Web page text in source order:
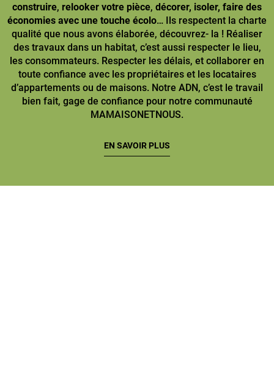
construire, relooker votre pièce, décorer, isoler, faire des
économies avec une touche écolo… Ils respectent la charte
qualité que nous avons élaborée, découvrez- la ! Réaliser
des travaux dans un habitat, c’est aussi respecter le lieu,
les consommateurs. Respecter les délais, et collaborer en
toute confiance avec les propriétaires et les locataires
d’appartements ou de maisons. Notre ADN, c’est le travail
bien fait, gage de confiance pour notre communauté
MAMAISONETNOUS.
EN SAVOIR PLUS